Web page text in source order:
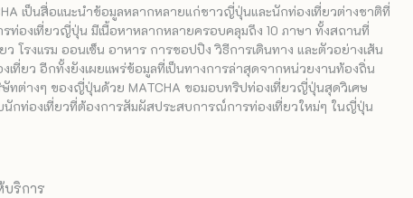
เป็นสื่อแนะนำข้อมูลหลากหลายแก่ชาวญี่ปุ่นและนักท่องเที่ยวต่างชาติที่
รท่องเที่ยวญี่ปุ่น มีเนื้อหาหลากหลายครอบคลุมถึง 10 ภาษา ทั้งสถานที่
ว โรงแรม ออนเซ็น อาหาร การชอปปิง วิธีการเดินทาง และตัวอย่างเส้น
เที่ยว อีกทั้งยังเผยแพร่ข้อมูลที่เป็นทางการล่าสุดจากหน่วยงานท้องถิ่น
ษัทต่างๆ ของญี่ปุ่นด้วย MATCHA ขอมอบทริปท่องเที่ยวญี่ปุ่นสุดวิเศษ
นักท่องเที่ยวที่ต้องการสัมผัสประสบการณ์การท่องเที่ยวใหม่ๆ ในญี่ปุ่น
บริการ